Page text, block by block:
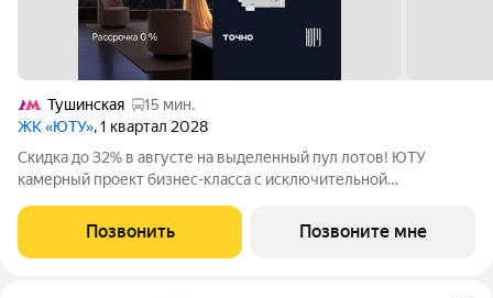
Тушинская
15 мин.
ЖК «ЮТУ», 1 квартал 2028
Скидка до 32% в августе на выделенный пул лотов! ЮТУ
камерный проект бизнес-класса с исключительной
благоустроенной набережной канала имени Москвы. Проект
создает идеальный баланс жизни в
Позвонить Позвоните мне